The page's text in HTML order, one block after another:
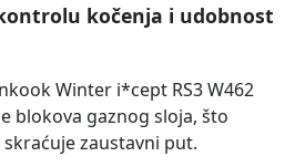
kočenja i udobnost
Winter i*cept RS3 W462
blokova gaznog sloja, što
zaustavni put.